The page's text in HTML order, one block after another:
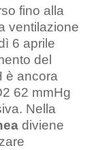
fino alla
ventilazione
6 aprile
del
è ancora
62 mmHg
Nella
diviene